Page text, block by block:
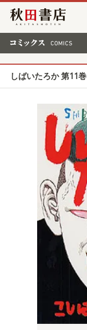
秋田書店
しばいたろか 第11巻